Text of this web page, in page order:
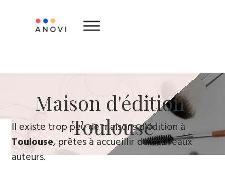
​Maison d'édition ​
Toulouse
​Il existe trop peu de maisons d'édition à
Toulouse, prêtes à accueillir de nouveaux
auteurs.